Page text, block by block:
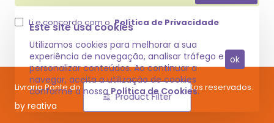
Este site usa cookies
Utilizamos cookies para melhorar a sua
experiência de navegação, analisar tráfego e
personalizar conteúdos. Ao continuar a
navegar, aceita a utilização de cookies
conforme a nossaPolítica de Cookies.
ok
teu
emailLi e concordo com o Política de Privacidade
Livraria Ponte do Raro @ 2025 Todos os direitos reservados.
by reativa
Product Filter